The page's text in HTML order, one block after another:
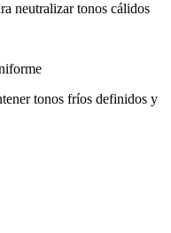
neutralizar tonos cálidos
tonos fríos definidos y